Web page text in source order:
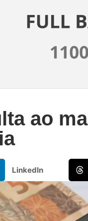
ao
LinkedIn